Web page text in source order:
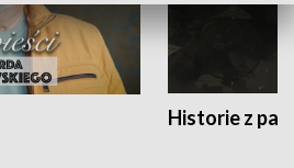
Historie z